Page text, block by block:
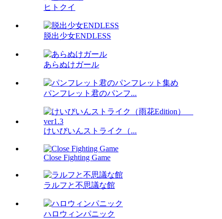
ヒトクイ
脱出少女ENDLESS
あらぬけガール
パンフレット君のパンフ...
けいびいんストライク（...
Close Fighting Game
ラルフと不思議な館
ハロウィンパニック